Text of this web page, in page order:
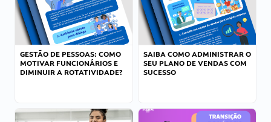
GESTÃO DE PESSOAS: COMO
MOTIVAR FUNCIONÁRIOS E
DIMINUIR A ROTATIVIDADE?
SAIBA COMO ADMINISTRAR O
SEU PLANO DE VENDAS COM
SUCESSO